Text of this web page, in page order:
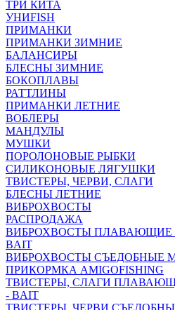
ТРИ КИТА
УНИFISH
ПРИМАНКИ
ПРИМАНКИ ЗИМНИЕ
БАЛАНСИРЫ
БЛЕСНЫ ЗИМНИЕ
БОКОПЛАВЫ
РАТТЛИНЫ
ПРИМАНКИ ЛЕТНИЕ
ВОБЛЕРЫ
МАНДУЛЫ
МУШКИ
ПОРОЛОНОВЫЕ РЫБКИ
СИЛИКОНОВЫЕ ЛЯГУШКИ
ТВИСТЕРЫ, ЧЕРВИ, СЛАГИ
БЛЕСНЫ ЛЕТНИЕ
ВИБРОХВОСТЫ
РАСПРОДАЖА
ВИБРОХВОСТЫ ПЛАВАЮЩИЕ
BAIT
ВИБРОХВОСТЫ СЪЕДОБНЫЕ
ПРИКОРМКА AMIGOFISHING
ТВИСТЕРЫ, СЛАГИ
- BAIT
ТВИСТЕРЫ, ЧЕРВИ